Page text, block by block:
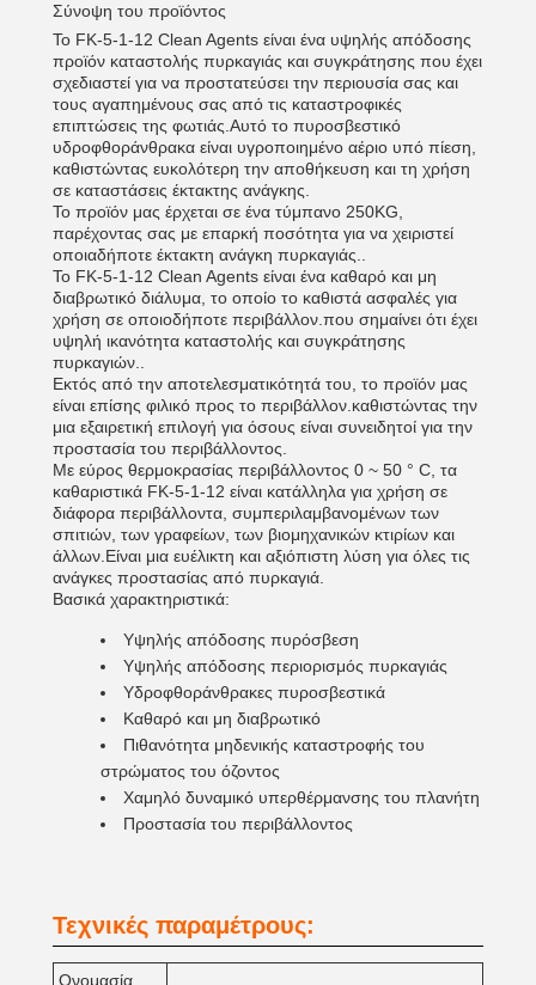
Σύνοψη του προϊόντος
Το FK-5-1-12 Clean Agents είναι ένα υψηλής απόδοσης
προϊόν καταστολής πυρκαγιάς και συγκράτησης που έχει
σχεδιαστεί για να προστατεύσει την περιουσία σας και
τους αγαπημένους σας από τις καταστροφικές
επιπτώσεις της φωτιάς.Αυτό το πυροσβεστικό
υδροφθοράνθρακα είναι υγροποιημένο αέριο υπό πίεση,
καθιστώντας ευκολότερη την αποθήκευση και τη χρήση
σε καταστάσεις έκτακτης ανάγκης.
Το προϊόν μας έρχεται σε ένα τύμπανο 250KG,
παρέχοντας σας με επαρκή ποσότητα για να χειριστεί
οποιαδήποτε έκτακτη ανάγκη πυρκαγιάς..
Το FK-5-1-12 Clean Agents είναι ένα καθαρό και μη
διαβρωτικό διάλυμα, το οποίο το καθιστά ασφαλές για
χρήση σε οποιοδήποτε περιβάλλον.που σημαίνει ότι έχει
υψηλή ικανότητα καταστολής και συγκράτησης
πυρκαγιών..
Εκτός από την αποτελεσματικότητά του, το προϊόν μας
είναι επίσης φιλικό προς το περιβάλλον.καθιστώντας την
μια εξαιρετική επιλογή για όσους είναι συνειδητοί για την
προστασία του περιβάλλοντος.
Με εύρος θερμοκρασίας περιβάλλοντος 0 ~ 50 ° C, τα
καθαριστικά FK-5-1-12 είναι κατάλληλα για χρήση σε
διάφορα περιβάλλοντα, συμπεριλαμβανομένων των
σπιτιών, των γραφείων, των βιομηχανικών κτιρίων και
άλλων.Είναι μια ευέλικτη και αξιόπιστη λύση για όλες τις
ανάγκες προστασίας από πυρκαγιά.
Βασικά χαρακτηριστικά:
Υψηλής απόδοσης πυρόσβεση
Υψηλής απόδοσης περιορισμός πυρκαγιάς
Υδροφθοράνθρακες πυροσβεστικά
Καθαρό και μη διαβρωτικό
Πιθανότητα μηδενικής καταστροφής του
στρώματος του όζοντος
Χαμηλό δυναμικό υπερθέρμανσης του πλανήτη
Προστασία του περιβάλλοντος
Τεχνικές παραμέτρους:
Ονομασία